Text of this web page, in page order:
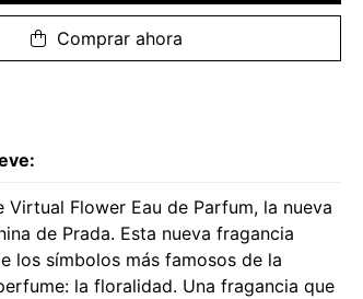
Comprar ahora
Virtual Flower Eau de Parfum, la nueva
de Prada. Esta nueva fragancia
los símbolos más famosos de la
la floralidad. Una fragancia que